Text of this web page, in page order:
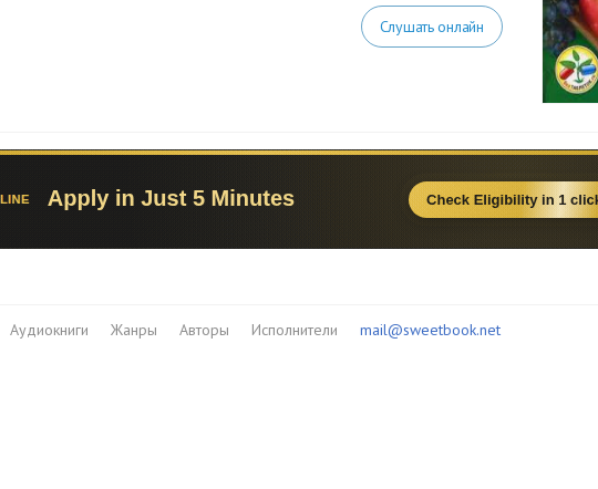
Слушать онлайн
Аудиокниги Жанры Авторы Исполнители mail@sweetbook.net